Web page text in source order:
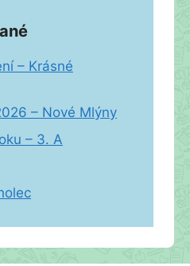
– Krásné
– Nové Mlýny
– 3. A